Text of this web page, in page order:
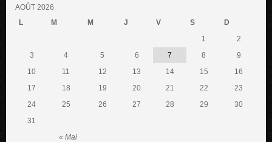
AOÛT 2026
L
M M J V S D
« Mai
1
2
3
4 5 6 7 8
9
10
11 12 13 14 15
16
17
18 19 20 21 22
23
24
25 26 27 28 29
30
31